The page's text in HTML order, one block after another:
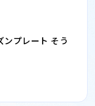
プレート そう